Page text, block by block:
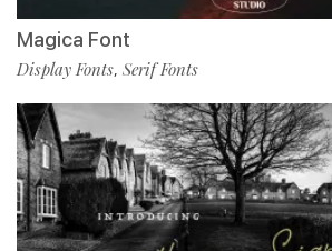
Magica Font
Display Fonts, Serif Fonts